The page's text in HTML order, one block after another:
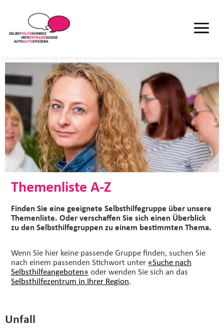
Themenliste A-Z
Finden Sie eine geeignete Selbsthilfegruppe über unsere
Themenliste. Oder verschaffen Sie sich einen Überblick
zu den Selbsthilfegruppen zu einem bestimmten Thema.
Wenn Sie hier keine passende Gruppe finden, suchen Sie
nach einem passenden Stichwort unter «Suche nach
Selbsthilfeangeboten» oder wenden Sie sich an das
Selbsthilfezentrum in Ihrer Region.
Unfall